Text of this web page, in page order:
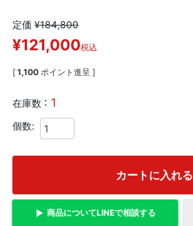
定価 ¥184,800
¥121,000税込
[ 1,100 ポイント進呈 ]
在庫数 1
カートに入れる
商品についてLINEで相談する